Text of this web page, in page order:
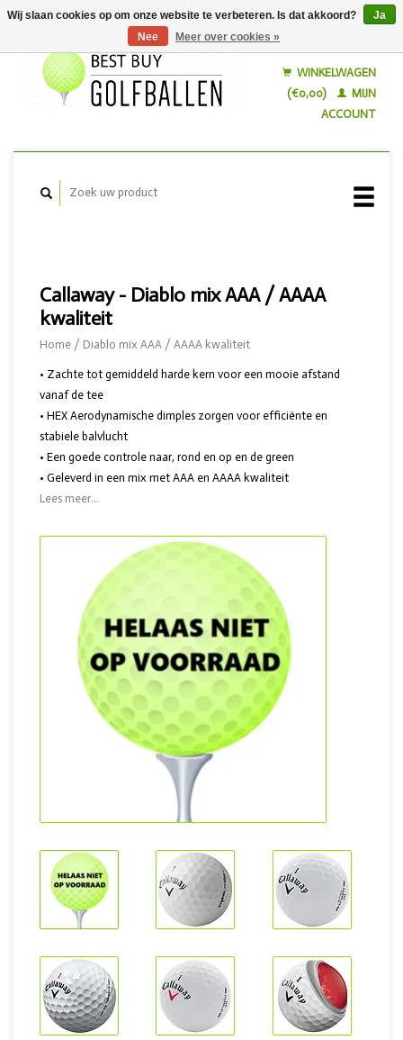
WINKELWAGEN
(€0,00)
MIJN
ACCOUNT
Callaway - Diablo mix AAA / AAAA
kwaliteit
Home / Diablo mix AAA / AAAA kwaliteit
• Zachte tot gemiddeld harde kern voor een mooie afstand
vanaf de tee
• HEX Aerodynamische dimples zorgen voor efficiënte en
stabiele balvlucht
• Een goede controle naar, rond en op en de green
• Geleverd in een mix met AAA en AAAA kwaliteit
Lees meer...
Wij slaan cookies op om onze website te verbeteren. Is dat akkoord?
Ja
Nee
Meer over cookies »